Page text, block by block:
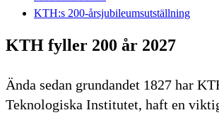
KTH:s 200-årsjubileumsutställning
KTH fyller 200 år 2027
Ända sedan grundandet 1827 har
Teknologiska Institutet, haft en